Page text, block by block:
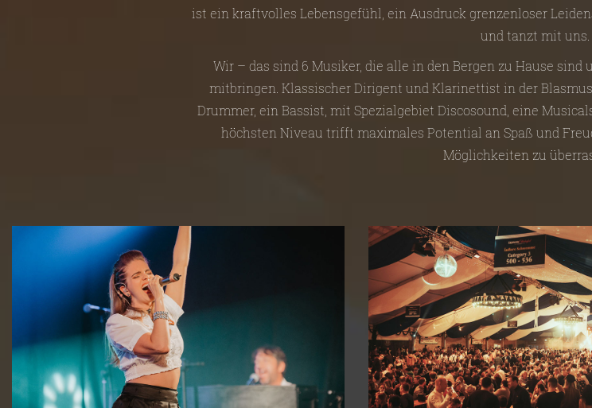
ist ein kraftvolles Lebensgefühl, ein Ausdruck grenzenloser
und tanzt mit uns.
Wir – das sind 6 Musiker, die alle in den Bergen zu Hause
mitbringen. Klassischer Dirigent und Klarinettist in der
Drummer, ein Bassist, mit Spezialgebiet Discosound, eine
höchsten Niveau trifft maximales Potential an Spaß und
Möglichkeiten zu